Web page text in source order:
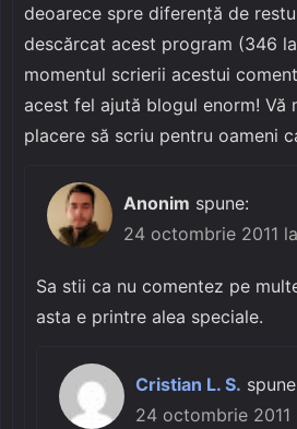
deoarece spre diferență de
descărcat acest program (346
momentul scrierii acestui
acest fel ajută blogul enorm! Vă
placere să scriu pentru oameni
Anonim spune:
24 octombrie 2011
Sa stii ca nu comentez pe
asta e printre alea speciale.
Cristian L. S.
24 octombrie 2011